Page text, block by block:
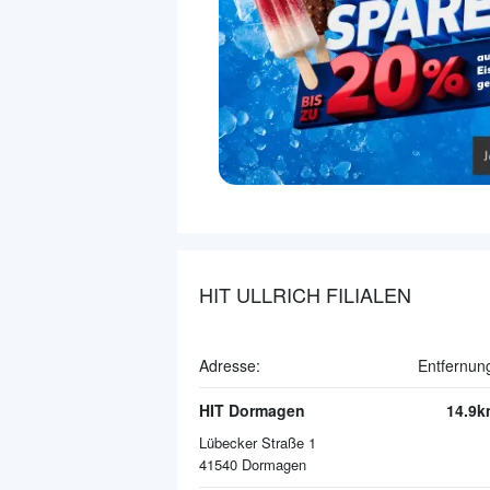
HIT ULLRICH FILIALEN
Adresse:
HIT Dormagen
Lübecker Straße 1
41540 Dormagen